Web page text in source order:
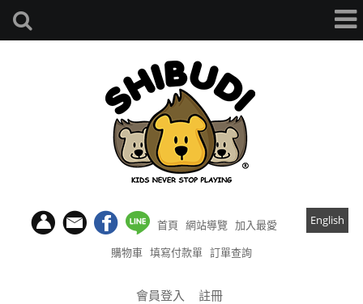
首頁 網站導覽 加入最愛 English
購物車 填寫付款單 訂單查詢
會員登入 註冊